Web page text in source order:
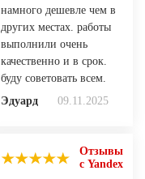
намного дешевле чем в
других местах. работы
выполнили очень
качественно и в срок.
буду советовать всем.
Эдуард
09.11.2025
Отзывы
с Yandex